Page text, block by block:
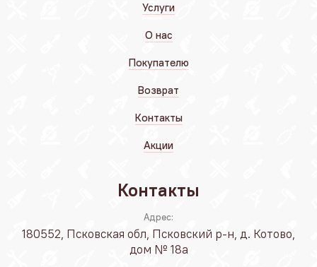
Услуги
О нас
Покупателю
Возврат
Контакты
Акции
Контакты
Адрес:
180552, Псковская обл, Псковский р-н, д. Котово,
дом № 18а